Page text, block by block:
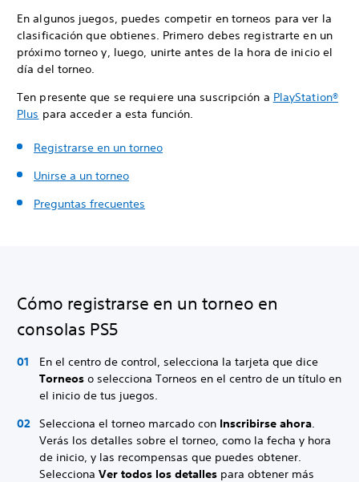
En algunos juegos, puedes competir en torneos para ver la
clasificación que obtienes. Primero debes registrarte en un
próximo torneo y, luego, unirte antes de la hora de inicio el
día del torneo.
Ten presente que se requiere una suscripción a PlayStation®
Plus para acceder a esta función.
Registrarse en un torneo
Unirse a un torneo
Preguntas frecuentes
Cómo registrarse en un torneo en
consolas PS5
En el centro de control, selecciona la tarjeta que dice
Torneos o selecciona Torneos en el centro de un título en
el inicio de tus juegos.
Selecciona el torneo marcado con Inscribirse ahora.
Verás los detalles sobre el torneo, como la fecha y hora
de inicio, y las recompensas que puedes obtener.
Selecciona Ver todos los detalles para obtener más